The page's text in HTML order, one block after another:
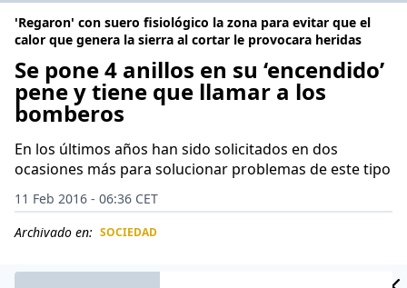
'Regaron' con suero fisiológico la zona para evitar que el
calor que genera la sierra al cortar le provocara heridas
Se pone 4 anillos en su ‘encendido’
pene y tiene que llamar a los
bomberos
En los últimos años han sido solicitados en dos
ocasiones más para solucionar problemas de este tipo
11 Feb 2016 - 06:36 CET
Archivado en: SOCIEDAD